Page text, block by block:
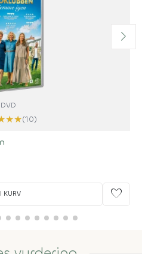
DVD
★★(10)
KURV favorite